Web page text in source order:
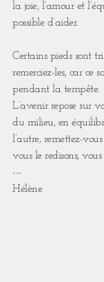
la joie, l’amour et
possible d’aider.
Certains pieds sont
remerciez-les, car ce
pendant la tempête.
L’avenir repose sur
du milieu, en
l’autre, remettez-
vous le redisons, vous
---
Hélène